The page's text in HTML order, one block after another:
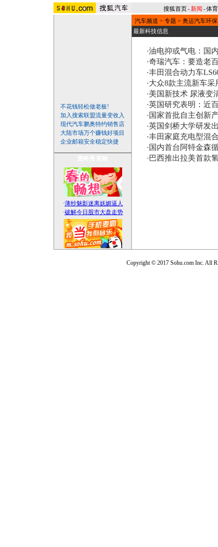
搜狐首页-新闻 -体育
不花钱轻松做老板!
加入搜索联盟流量变收入
现代汽车鹏奥特约销售店
大陆市场万个赚钱好项目
企业邮箱安全稳定快捷
·薄纱魅影迷离妩媚逼人
·破解今日股市大盘走势
汽车频道 > 专题 > 奥运汽车环保
最新科技信息
·油电抑或气电：国
·奇瑞汽车：要造老
·丰田混合动力车
·大众8款主流新车采
·美国新技术 尿液变
·英国研究表明：近
·国家首批自主创新
·英国剑桥大学研发
·丰田家庭充电型混
·国内首台阿特金森
·巴西推出拉美首款
Copyright © 2017 Sohu.com Inc. All